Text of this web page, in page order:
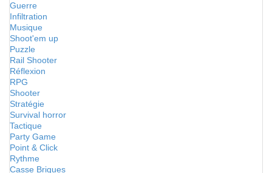
Guerre
Infiltration
Musique
Shoot'em up
Puzzle
Rail Shooter
Réflexion
RPG
Shooter
Stratégie
Survival horror
Tactique
Party Game
Point & Click
Rythme
Casse Briques